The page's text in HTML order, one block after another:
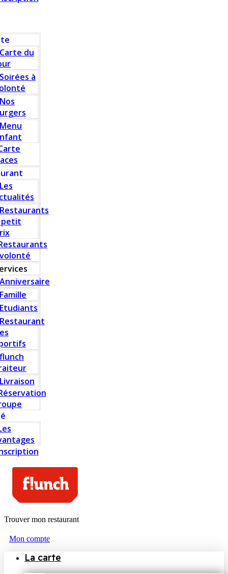
Carte du
Soirées à
Nos
Menu
Les
Restaurants
petit
Anniversaire
Famille
Etudiants
Restaurant
flunch
Livraison
Trouver mon restaurant
Mon compte
La carte